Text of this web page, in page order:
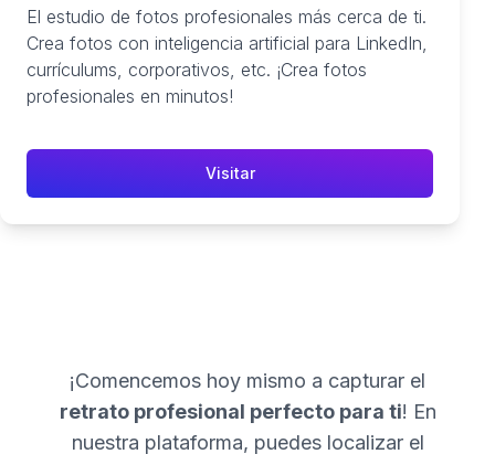
El estudio de fotos profesionales más cerca de ti.
Crea fotos con inteligencia artificial para LinkedIn,
currículums, corporativos, etc. ¡Crea fotos
profesionales en minutos!
Visitar
¡Comencemos hoy mismo a capturar el
retrato profesional perfecto para ti! En
nuestra plataforma, puedes localizar el